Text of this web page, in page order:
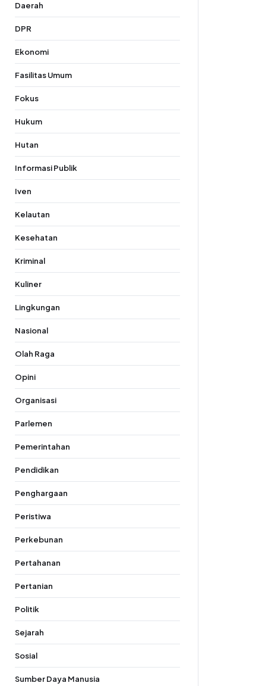
Daerah
DPR
Ekonomi
Fasilitas Umum
Fokus
Hukum
Hutan
Informasi Publik
Iven
Kelautan
Kesehatan
Kriminal
Kuliner
Lingkungan
Nasional
Olah Raga
Opini
Organisasi
Parlemen
Pemerintahan
Pendidikan
Penghargaan
Peristiwa
Perkebunan
Pertahanan
Pertanian
Politik
Sejarah
Sosial
Sumber Daya Manusia